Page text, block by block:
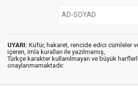
UYARI: Küfür, hakaret, rencide edici cümleler
içeren, imla kuralları ile yazılmamış,
Türkçe karakter kullanılmayan ve büyük
onaylanmamaktadır.